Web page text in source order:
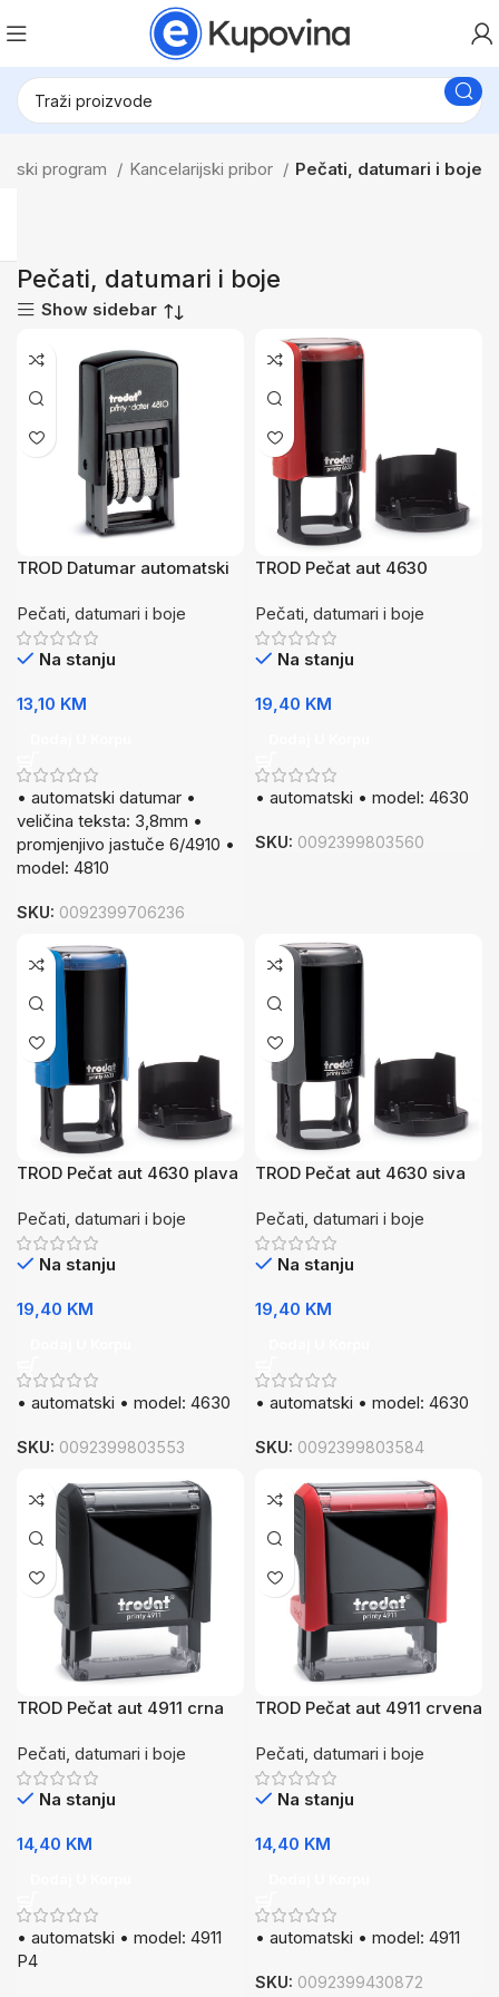
program Kancelarijski pribor Pečati, datumari i boje
Pečati, datumari i boje
Show sidebar
TROD Datumar automatski
Pečati, datumari i boje
Na stanju
13,10 KM
• automatski datumar •
veličina teksta: 3,8mm •
promjenjivo jastuče 6/4910 •
model: 4810
SKU: 0092399706236
TROD Pečat aut 4630
Pečati, datumari i boje
Na stanju
19,40 KM
• automatski • model: 4630
SKU: 0092399803560
TROD Pečat aut 4630 plava
Pečati, datumari i boje
Na stanju
19,40 KM
• automatski • model: 4630
SKU: 0092399803553
TROD Pečat aut 4630 siva
Pečati, datumari i boje
Na stanju
19,40 KM
• automatski • model: 4630
SKU: 0092399803584
TROD Pečat aut 4911 crna
Pečati, datumari i boje
Na stanju
14,40 KM
• automatski • model: 4911
P4
TROD Pečat aut 4911 crvena
Pečati, datumari i boje
Na stanju
14,40 KM
• automatski • model: 4911
SKU: 0092399430872